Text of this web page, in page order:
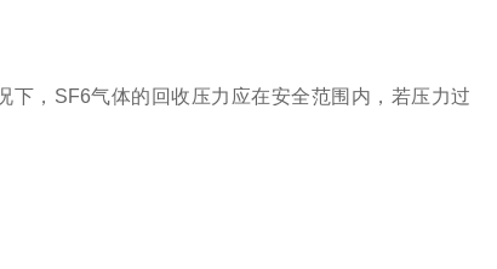
，SF6气体的回收压力应在安全范围内，若压力过